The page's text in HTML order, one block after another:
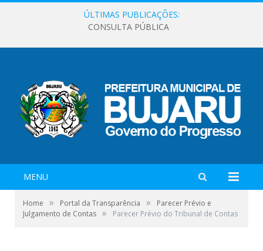
ÚLTIMAS PUBLICAÇÕES:
CONSULTA PÚBLICA
MENU
Home » Portal da Transparência »
Parecer Prévio e
Julgamento de Contas » Parecer Prévio do Tribunal de Contas